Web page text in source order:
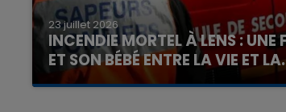
23 juillet 2026
INCENDIE MORTEL À LENS : UNE
ET SON BÉBÉ ENTRE LA VIE ET
Un homme s'est immolé par le feu